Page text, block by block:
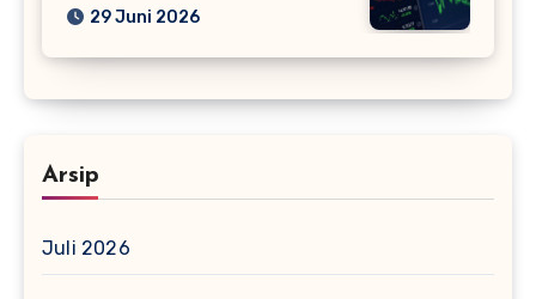
29 Juni 2026
Arsip
Juli 2026